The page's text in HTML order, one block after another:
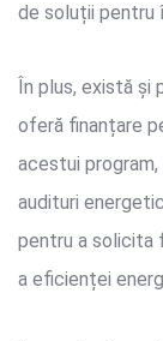
de soluții pentru
În plus, există și
oferă finanțare
acestui
audituri
pentru a solicita
a eficienței